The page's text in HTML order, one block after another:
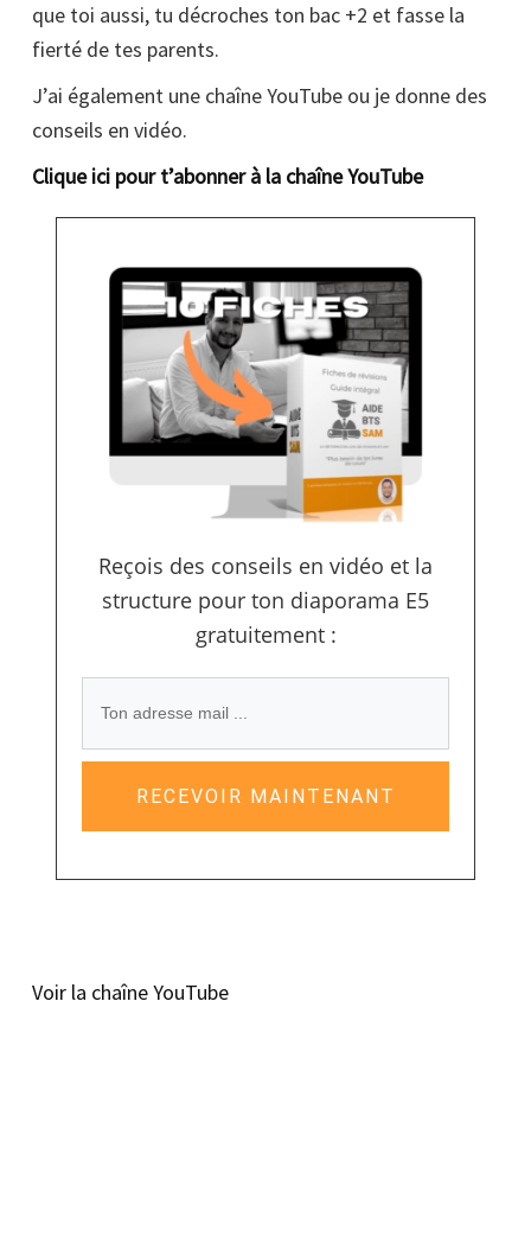
que toi aussi, tu décroches ton bac +2 et fasse la
fierté de tes parents.
J’ai également une chaîne YouTube ou je donne des
conseils en vidéo.
Clique ici pour t’abonner à la chaîne YouTube
Reçois des conseils en vidéo et la
structure pour ton diaporama E5
gratuitement :
RECEVOIR MAINTENANT
Voir la chaîne YouTube